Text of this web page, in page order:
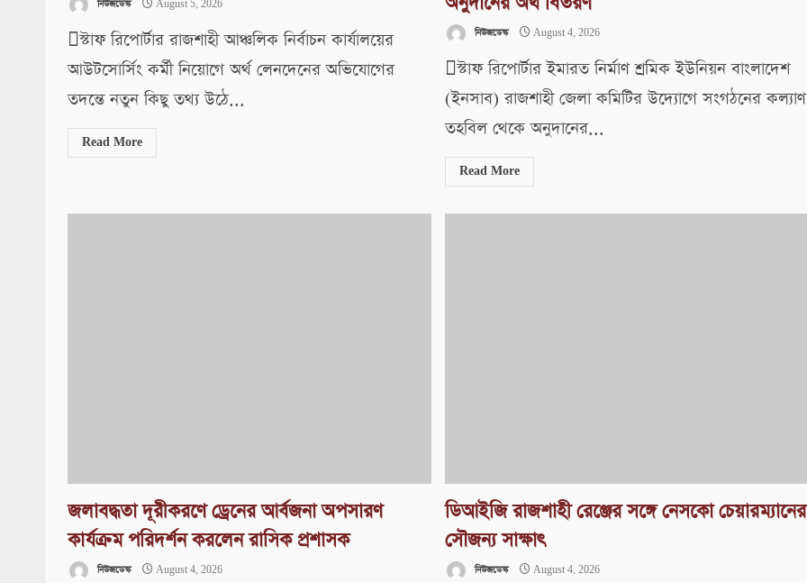
নিউজডেস্ক August 5, 2026
স্টাফ রিপোর্টার রাজশাহী আঞ্চলিক নির্বাচন কার্যালয়ের
আউটসোর্সিং কর্মী নিয়োগে অর্থ লেনদেনের অভিযোগের
তদন্তে নতুন কিছু তথ্য উঠে...
Read More
নিউজডেস্ক August 4, 2026
স্টাফ রিপোর্টার ইমারত নির্মাণ শ্রমিক ইউনিয়ন বাংলাদেশ
(ইনসাব) রাজশাহী জেলা কমিটির উদ্যোগে সংগঠনের কল্যাণ
তহবিল থেকে অনুদানের...
Read More
জলাবদ্ধতা দূরীকরণে ড্রেনের আর্বজনা অপসারণ
কার্যক্রম পরিদর্শন করলেন রাসিক প্রশাসক
নিউজডেস্ক August 4, 2026
ডিআইজি রাজশাহী রেঞ্জের সঙ্গে নেসকো চেয়ারম্যানের
সৌজন্য সাক্ষাৎ
নিউজডেস্ক August 4, 2026